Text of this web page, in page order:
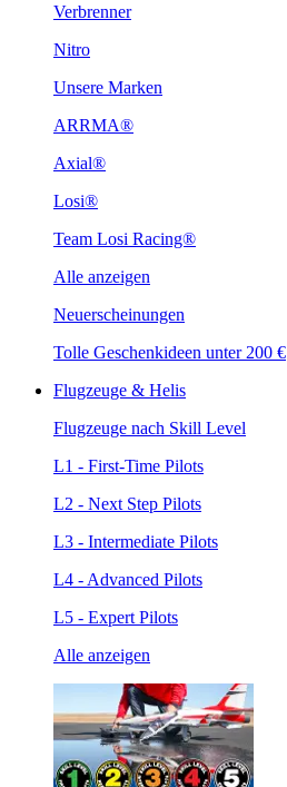
Verbrenner
Nitro
Unsere Marken
ARRMA®
Axial®
Losi®
Team Losi Racing®
Alle anzeigen
Neuerscheinungen
Tolle Geschenkideen unter 200 €
Flugzeuge & Helis
Flugzeuge nach Skill Level
L1 - First-Time Pilots
L2 - Next Step Pilots
L3 - Intermediate Pilots
L4 - Advanced Pilots
L5 - Expert Pilots
Alle anzeigen